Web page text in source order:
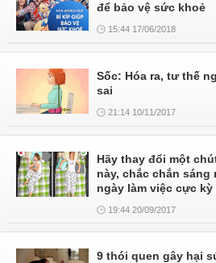
để bảo vệ sức khoẻ
15:44 17/06/2018
Sốc: Hóa ra, tư thế
sai
21:14 10/11/2017
Hãy thay đổi một
này, chắc chắn sáng
ngày làm việc cực
19:44 20/09/2017
9 thói quen gây hại